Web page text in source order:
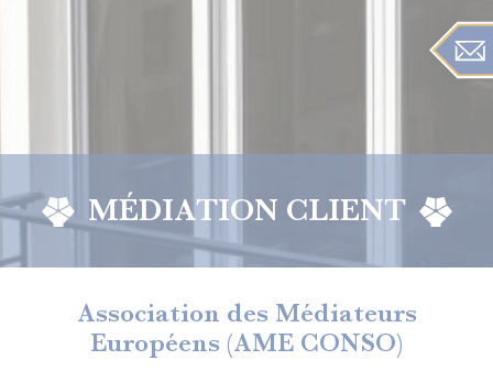
MÉDIATION CLIENT
Association des Médiateurs
Européens (AME CONSO)